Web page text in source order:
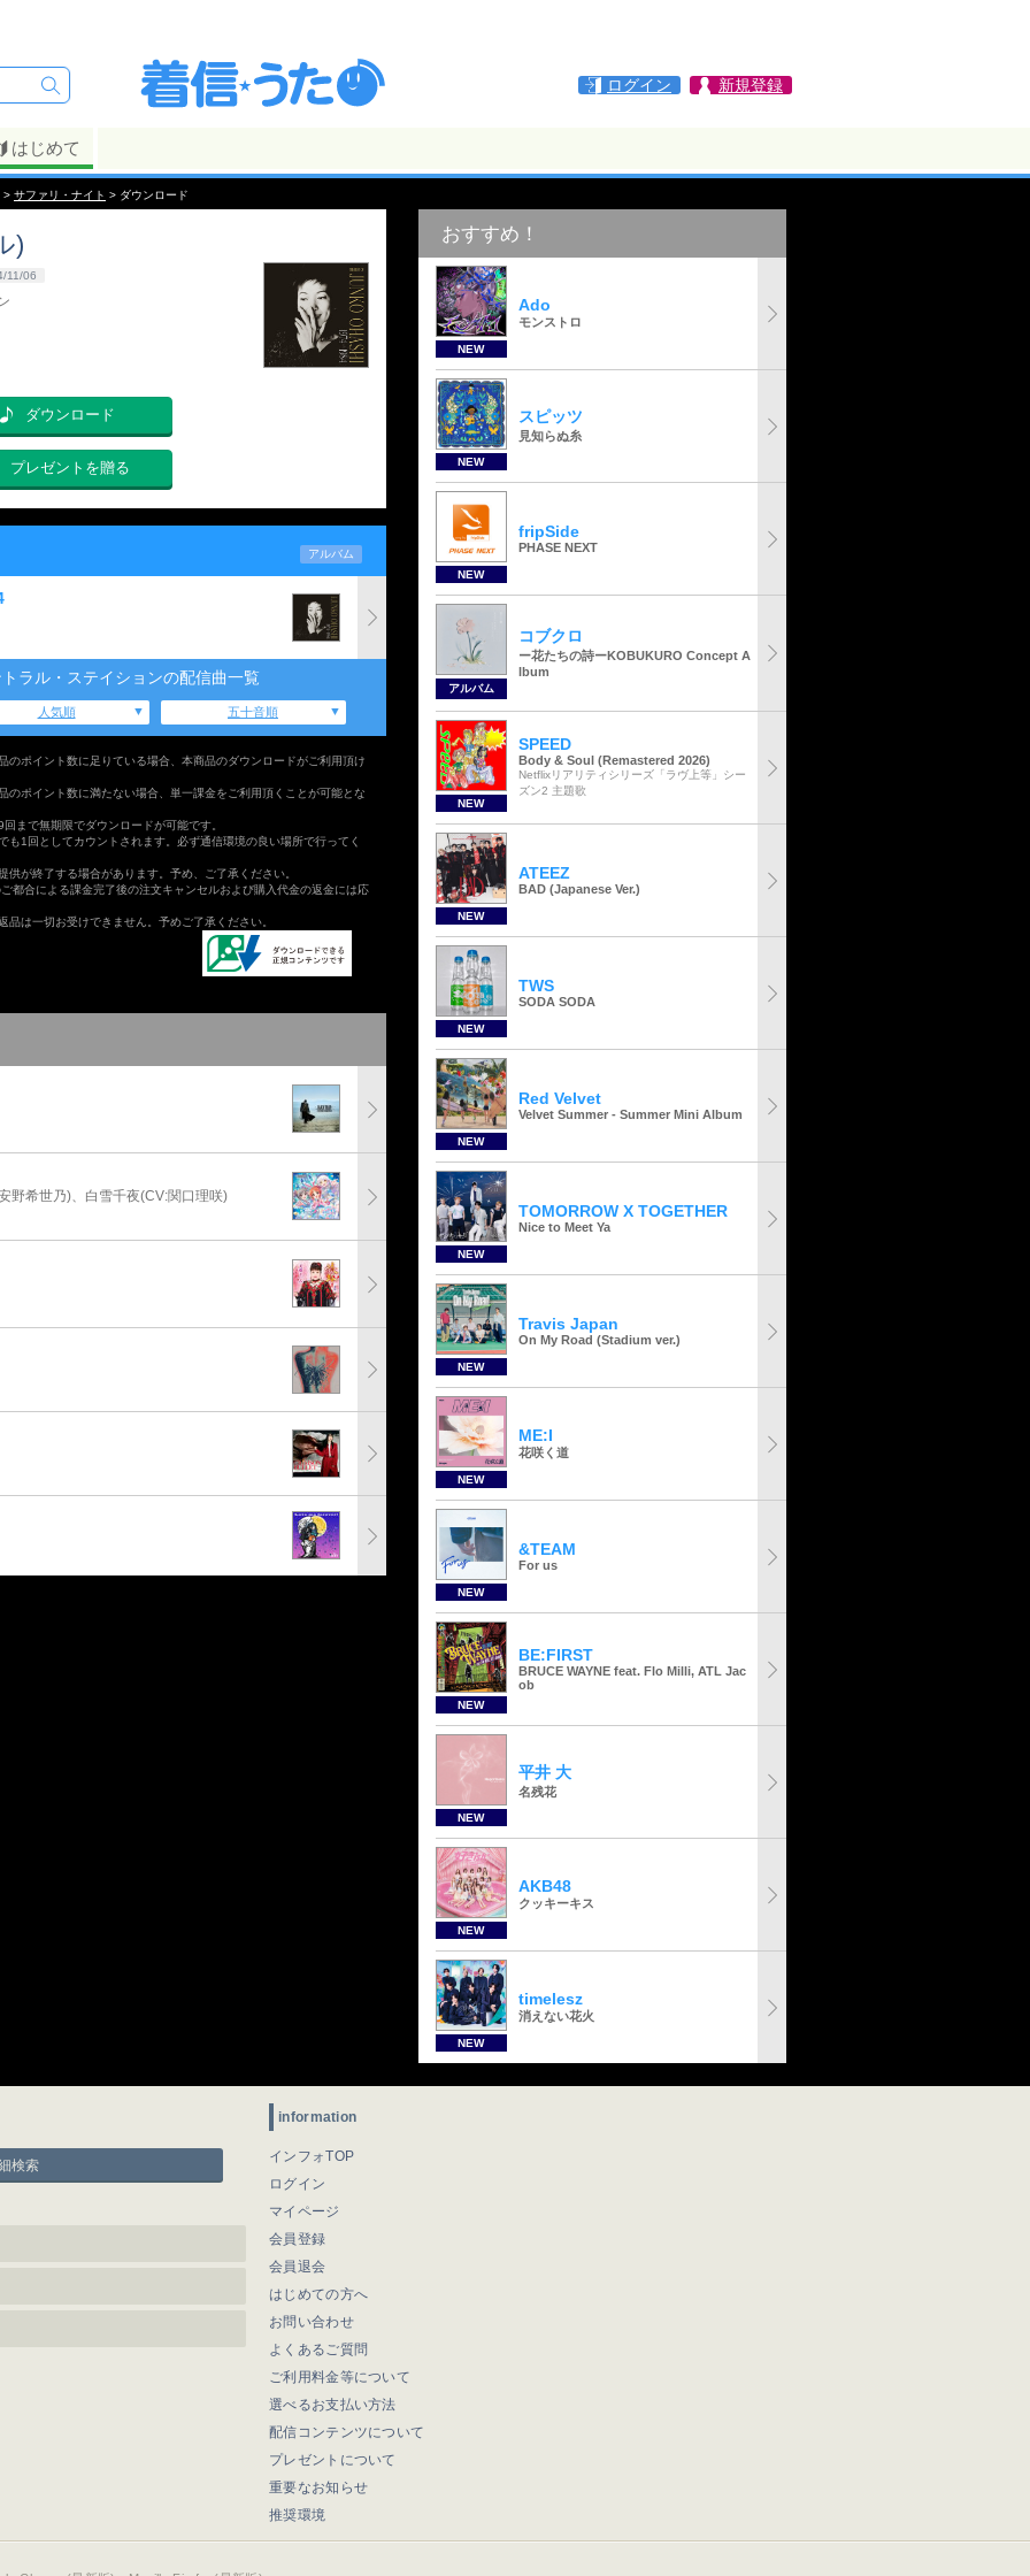
ログイン 新規登録
はじめて
> サファリ・ナイト > ダウンロード
)
11/06
ダウンロード
プレゼントを贈る
アルバム
ラル・ステイションの配信曲一覧
人気順 五十音順
ポイント数に足りている場合、本商品のダウンロードがご利用頂け
ポイント数に満たない場合、単一課金をご利用頂くことが可能とな
まで無期限でダウンロードが可能です。
1回としてカウントされます。必ず通信環境の良い場所で行ってく
が終了する場合があります。予め、ご了承ください。
都合による課金完了後の注文キャンセルおよび購入代金の返金には応
は一切お受けできません。予めご了承ください。
野希世乃)、白雪千夜(CV:関口理咲)
おすすめ！
NEW
Ado
モンストロ
NEW
スピッツ
見知らぬ糸
NEW
fripSide
PHASE NEXT
アルバム
コブクロ
ー花たちの詩ーKOBUKURO Concept A
lbum
NEW
SPEED
Body & Soul (Remastered 2026)
Netflixリアリティシリーズ「ラヴ上等」シー
ズン2 主題歌
NEW
ATEEZ
BAD (Japanese Ver.)
NEW
TWS
SODA SODA
NEW
Red Velvet
Velvet Summer - Summer Mini Album
NEW
TOMORROW X TOGETHER
Nice to Meet Ya
NEW
Travis Japan
On My Road (Stadium ver.)
NEW
ME:I
花咲く道
NEW
&TEAM
For us
NEW
BE:FIRST
BRUCE WAYNE feat. Flo Milli, ATL Jac
ob
NEW
平井 大
名残花
NEW
AKB48
クッキーキス
NEW
timelesz
消えない花火
検索
information
インフォTOP
ログイン
マイページ
会員登録
会員退会
はじめての方へ
お問い合わせ
よくあるご質問
ご利用料金等について
選べるお支払い方法
配信コンテンツについて
プレゼントについて
重要なお知らせ
推奨環境